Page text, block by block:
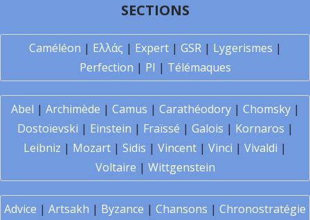
SECTIONS
Caméléon | Ελλάς | Expert| GSR| Lygerismes |
Perfection | PI | Télémaques
Abel | Archimède | Camus | Carathéodory| Chomsky|
Dostoïevski | Einstein | Fraïssé | Galois | Kornaros |
Leibniz | Mozart | Sidis | Vincent | Vinci | Vivaldi |
Voltaire | Wittgenstein
Advice | Artsakh | Byzance | Chansons | Chronostratégie